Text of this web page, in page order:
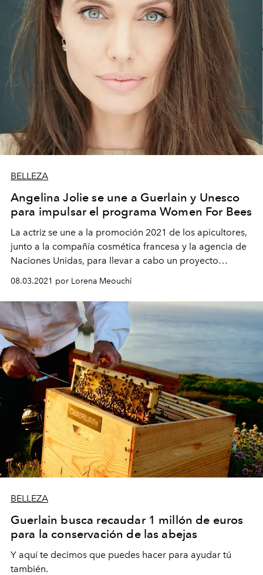
BELLEZA
Angelina Jolie se une a Guerlain y Unesco
para impulsar el programa Women For Bees
La actriz se une a la promoción 2021 de los apicultores,
junto a la compañía cosmética francesa y la agencia de
Naciones Unidas, para llevar a cabo un proyecto
sumamente especial de emprendimiento apícola
femenino vanguardista.
08.03.2021 por Lorena Meouchi
BELLEZA
Guerlain busca recaudar 1 millón de euros
para la conservación de las abejas
Y aquí te decimos que puedes hacer para ayudar tú
también.